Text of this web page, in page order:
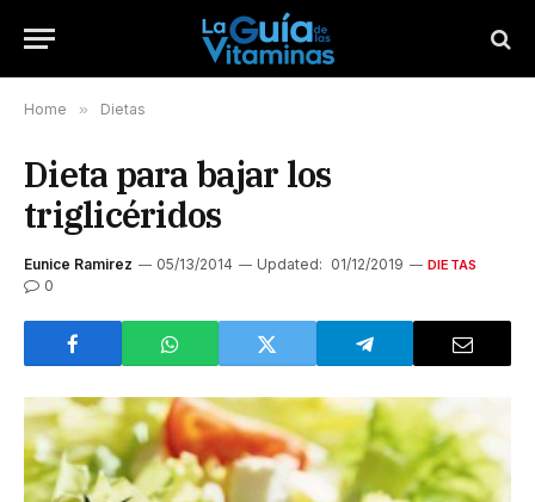
Home » Dietas
Dieta para bajar los
triglicéridos
Eunice Ramirez 05/13/2014 Updated: 01/12/2019 DIETAS
0